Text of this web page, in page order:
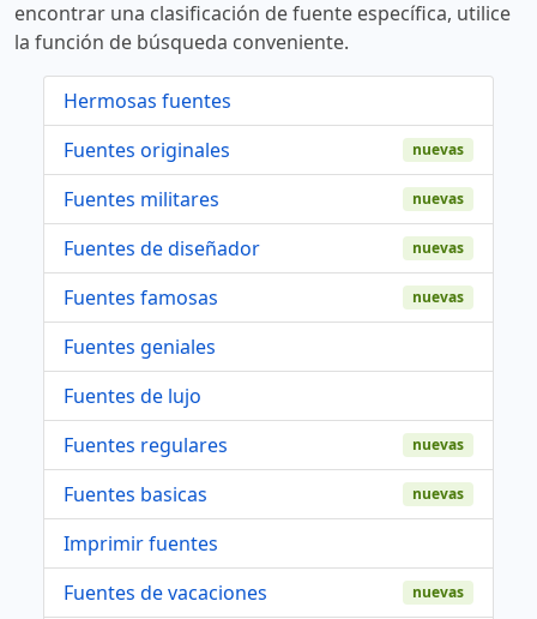
encontrar una clasificación de fuente específica, utilice
la función de búsqueda conveniente.
Hermosas fuentes
Fuentes originales
nuevas
Fuentes militares nuevas
Fuentes de diseñador nuevas
Fuentes famosas nuevas
Fuentes geniales
Fuentes de lujo
Fuentes regulares
nuevas
Fuentes basicas nuevas
Imprimir fuentes
Fuentes de vacaciones
nuevas